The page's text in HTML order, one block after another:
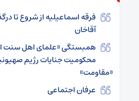
فرقه اسماعیلیه از شروع تا
آقاخان
همبستگی «علمای اهل سنت
محکومیت جنایات رژیم
«مقاومت»
عرفان اجتماعی